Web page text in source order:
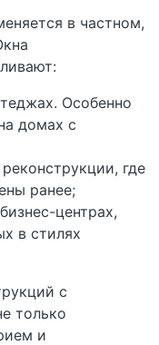
в частном,
Особенно
домах с
где
ранее;
центрах,
в стилях
с
только
и